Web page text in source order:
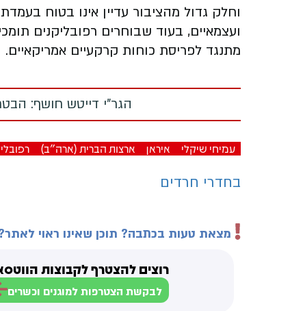
וחלק גדול מהציבור עדיין אינו בטוח
ועצמאיים, בעוד שבוחרים רפובליקנים
מתנגד לפריסת כוחות קרקעיים אמריקאיים.
הגר"י דייטש חושף:
עמיחי שיקלי איראן ארצות הברית (ארה"ב)
בחדרי חרדים
מצאת טעות בכתבה? תוכן שאינו ראוי
רוצים להצטרף לקבוצות
לבקשת הצטרפות למוגנים וכשרים